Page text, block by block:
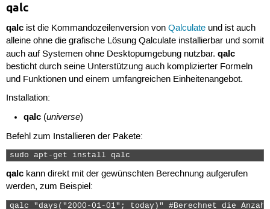
qalc
qalcist die Kommandozeilenversion von Qalculateund ist auch
alleine ohne die grafische Lösung Qalculate installierbar und somit
auch auf Systemen ohne Desktopumgebung nutzbar. qalc
besticht durch seine Unterstützung auch komplizierter Formeln
und Funktionen und einem umfangreichen Einheitenangebot.
Installation:
qalc (universe)
Befehl zum Installieren der Pakete:
sudo apt-get install qalc
qalckann direkt mit der gewünschten Berechnung aufgerufen
werden, zum Beispiel:
qalc "days("2000-01-01"; today)" #Berechnet die